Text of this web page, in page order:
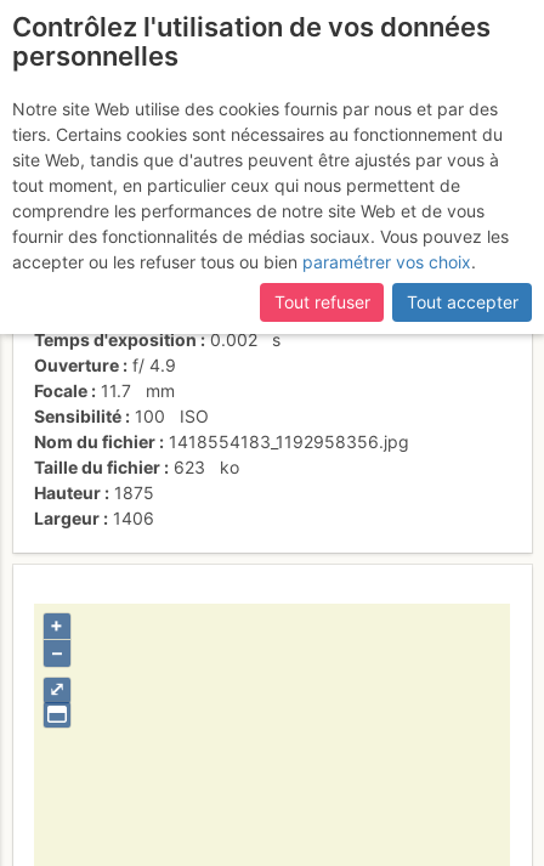
Vive le pédalage-sauté !
Activités
Date/heure
13 déc. 2014 14:35
Contributeur
Christophe Botfield
individuel (CC by-nc-nd)
Panasonic DMC-TZ41
Temps d'exposition
0.002 s
Ouverture
f/ 4.9
Focale
11.7
mm
Sensibilité
100
ISO
Nom du fichier
1418554183_1192958356.jpg
Taille du fichier
623
ko
Hauteur
1875
Largeur
1406
⤢
+
–
Contrôlez l'utilisation de vos données
personnelles
Notre site Web utilise des cookies fournis par nous et par des
tiers. Certains cookies sont nécessaires au fonctionnement du
site Web, tandis que d'autres peuvent être ajustés par vous à
tout moment, en particulier ceux qui nous permettent de
comprendre les performances de notre site Web et de vous
fournir des fonctionnalités de médias sociaux. Vous pouvez les
accepter ou les refuser tous ou bien paramétrer vos choix.
Tout refuser
Tout accepter